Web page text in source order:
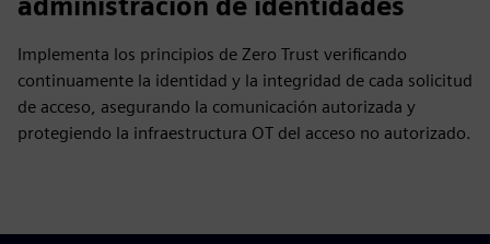
Implementa los principios de Zero Trust verificando
continuamente la identidad y la integridad de cada solicitud
de acceso, asegurando la comunicación autorizada y
protegiendo la infraestructura OT del acceso no autorizado.